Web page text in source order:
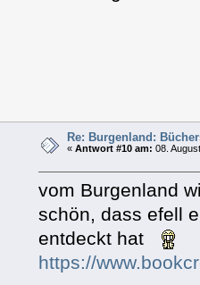
Re: Burgenland:
«Antwort #10 am: 08.
vom Burgenland
schön, dass efell
entdeckt hat
https://